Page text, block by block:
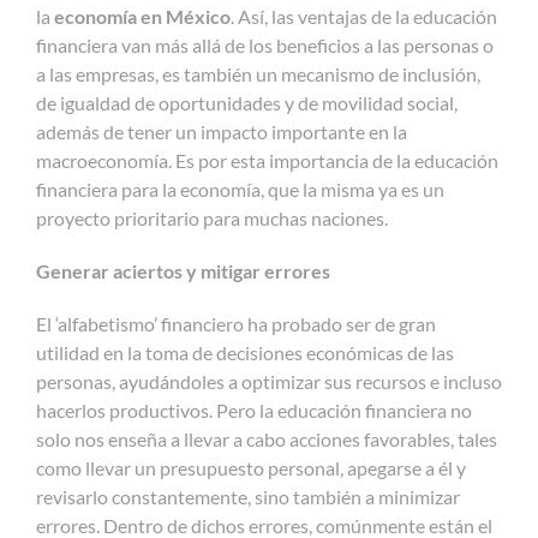
la economía en México. Así, las ventajas de la educación
financiera van más allá de los beneficios a las personas o
a las empresas, es también un mecanismo de inclusión,
de igualdad de oportunidades y de movilidad social,
además de tener un impacto importante en la
macroeconomía. Es por esta importancia de la educación
financiera para la economía, que la misma ya es un
proyecto prioritario para muchas naciones.
Generar aciertos y mitigar errores
El ‘alfabetismo’ financiero ha probado ser de gran
utilidad en la toma de decisiones económicas de las
personas, ayudándoles a optimizar sus recursos e incluso
hacerlos productivos. Pero la educación financiera no
solo nos enseña a llevar a cabo acciones favorables, tales
como llevar un presupuesto personal, apegarse a él y
revisarlo constantemente, sino también a minimizar
errores. Dentro de dichos errores, comúnmente están el